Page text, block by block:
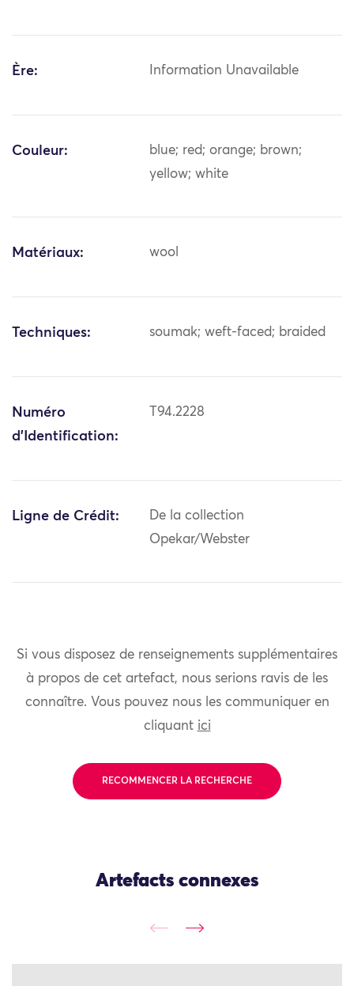
Ère: Information Unavailable
Couleur:
blue; red; orange; brown;
yellow; white
Matériaux: wool
Techniques: soumak; weft-faced; braided
Numéro
d'Identification:
T94.2228
Ligne de Crédit:
De la collection
Opekar/Webster
Si vous disposez de renseignements supplémentaires
à propos de cet artefact, nous serions ravis de les
connaître. Vous pouvez nous les communiquer en
cliquant ici
RECOMMENCER LA RECHERCHE
Artefacts connexes